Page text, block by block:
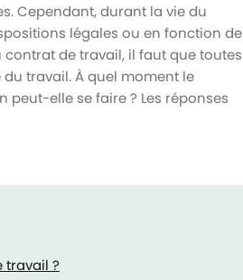
Cependant, durant la vie du
légales ou en fonction de
contrat de travail, il faut que toutes
travail. À quel moment le
elle se faire ? Les réponses
?